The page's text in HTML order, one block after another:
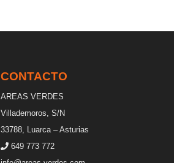
CONTACTO
AREAS VERDES
Villademoros, S/N
33788, Luarca – Asturias
649 773 772